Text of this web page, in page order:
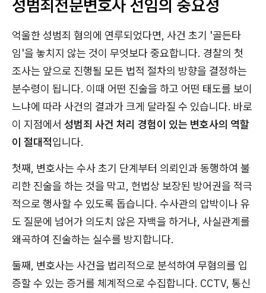
성범죄전문변호사 선임의 중요성
억울한 성범죄 혐의에 연루되었다면, 사건 초기 '골든타
임'을 놓치지 않는 것이 무엇보다 중요합니다. 경찰의 첫
조사는 앞으로 진행될 모든 법적 절차의 방향을 결정하는
분수령이 됩니다. 이때 어떤 진술을 하고 어떤 태도를 보이
느냐에 따라 사건의 결과가 크게 달라질 수 있습니다. 바로
이 지점에서 성범죄 사건 처리 경험이 있는 변호사의 역할
이 절대적입니다.
첫째, 변호사는 수사 초기 단계부터 의뢰인과 동행하여 불
리한 진술을 하는 것을 막고, 헌법상 보장된 방어권을 적극
적으로 행사할 수 있도록 돕습니다. 수사관의 압박이나 유
도 질문에 넘어가 의도치 않은 자백을 하거나, 사실관계를
왜곡하여 진술하는 실수를 방지합니다.
둘째, 변호사는 사건을 법리적으로 분석하여 무혐의를 입
증할 수 있는 증거를 체계적으로 수집합니다. CCTV, 통신